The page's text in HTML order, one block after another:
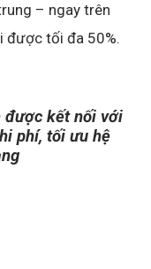
– ngay trên
được tối đa 50%.
được kết nối với
phí, tối ưu hệ